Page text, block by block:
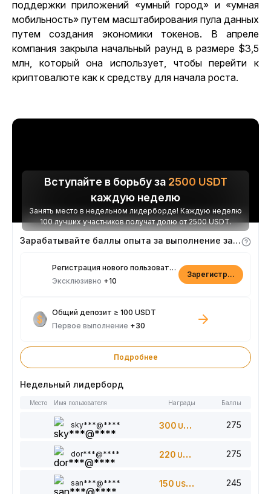
поддержки приложений «умный город» и «умная
мобильность» путем масштабирования пула данных
путем создания экономики токенов. В апреле
компания закрыла начальный раунд в размере $3,5
млн, который она использует, чтобы перейти к
криптовалюте как к средству для начала роста.
Вступайте в борьбу за 2500 USDT
каждую неделю
Занять место в недельном лидерборде! Каждую неделю
100 лучших участников получат долю от 2500 USDT.
Зарабатывайте баллы опыта за выполнение заданий
Регистрация нового пользователя
Эксклюзивно +10
Зарегистрироваться
Общий депозит ≥ 100 USDT
Первое выполнение +30
Подробнее
Недельный лидерборд
Место Имя пользователя Награды Баллы
sky***@**** 300 USDT 275
dor***@**** 220 USDT 275
san***@**** 150 USDT 245